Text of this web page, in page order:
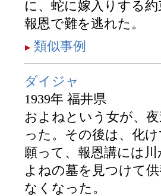
に、蛇に嫁入りする
報恩で難を逃れた。
類似事例
ダイジャ
1939年 福井県
およねという女が、
った。その後は、化
願って、報恩講には
よねの墓を見つけて
なくなった。